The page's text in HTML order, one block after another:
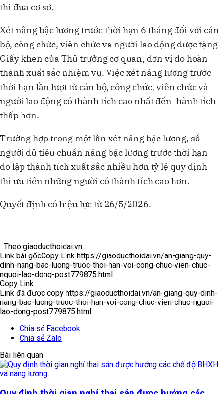
thi đua cơ sở.
Xét nâng bậc lương trước thời hạn 6 tháng đối với cán
bộ, công chức, viên chức và người lao động được tặng
Giấy khen của Thủ trưởng cơ quan, đơn vị do hoàn
thành xuất sắc nhiệm vụ. Việc xét nâng lương trước
thời hạn lần lượt từ cán bộ, công chức, viên chức và
người lao động có thành tích cao nhất đến thành tích
thấp hơn.
Trường hợp trong một lần xét nâng bậc lương, số
người đủ tiêu chuẩn nâng bậc lương trước thời hạn
do lập thành tích xuất sắc nhiều hơn tỷ lệ quy định
thì ưu tiên những người có thành tích cao hơn.
Quyết định có hiệu lực từ 26/5/2026.
Theo giaoducthoidai.vn
Link bài gốcCopy Link https://giaoducthoidai.vn/an-giang-quy-
dinh-nang-bac-luong-truoc-thoi-han-voi-cong-chuc-vien-chuc-
nguoi-lao-dong-post779875.html
Copy Link
Link đã được copy https://giaoducthoidai.vn/an-giang-quy-dinh-
nang-bac-luong-truoc-thoi-han-voi-cong-chuc-vien-chuc-nguoi-
lao-dong-post779875.html
Chia sẻ Facebook
Chia sẻ Zalo
Bài liên quan